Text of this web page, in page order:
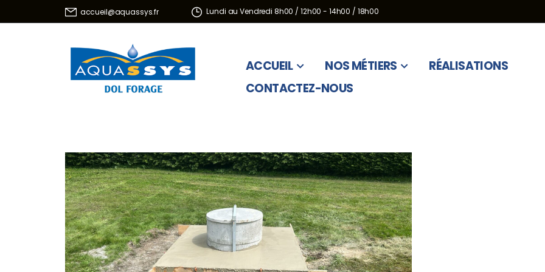
accueil@aquassys.fr Lundi au Vendredi 8h00 / 12h00 - 14h00 / 18h00
ACCUEIL NOS MÉTIERS
RÉALISATIONS
CONTACTEZ-NOUS